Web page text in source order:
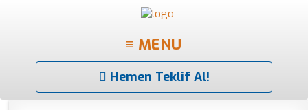
≡ MENU
Hemen Teklif Al!